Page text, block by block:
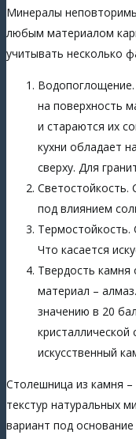
Минералы
любым материалом
учитывать несколько
Водопоглощение.
на поверхность
и стараются их
кухни обладает
сверху. Для
под влиянием
Что касается
Твердость камня
материал –
значению в 20
искусственный
Столешница из камня
текстур натуральных
вариант под